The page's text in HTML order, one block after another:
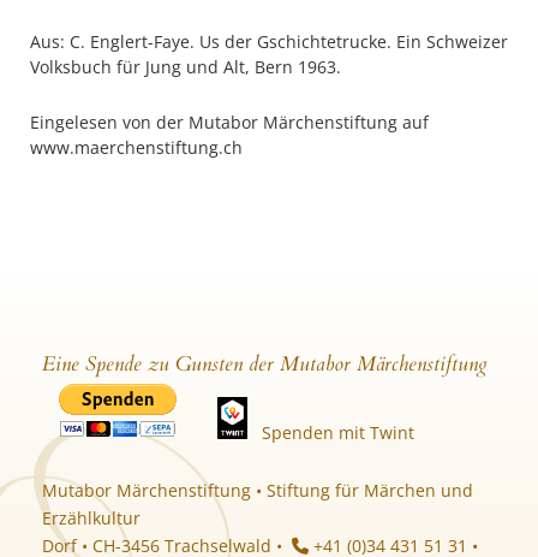
Aus: C. Englert-Faye. Us der Gschichtetrucke. Ein Schweizer
Volksbuch für Jung und Alt, Bern 1963.
Eingelesen von der Mutabor Märchenstiftung auf
www.maerchenstiftung.ch
Eine Spende zu Gunsten der Mutabor Märchenstiftung
Spenden mit Twint
Mutabor Märchenstiftung • Stiftung für Märchen und
Erzählkultur
Dorf • CH-3456 Trachselwald •
+41 (0)34 431 51 31 •